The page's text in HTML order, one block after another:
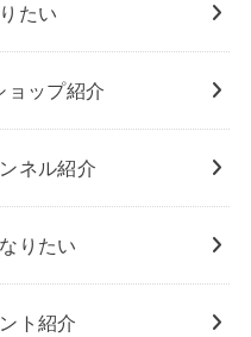
たい
ョップ紹介
ネル紹介
りたい
ト紹介